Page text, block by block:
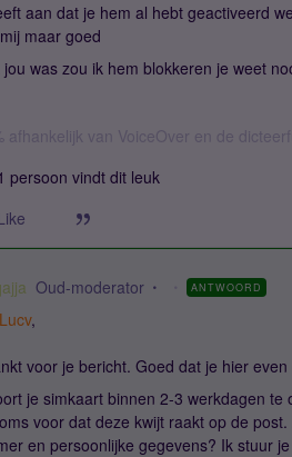
aan dat je hem al hebt geactiveerd
maar goed
jou was zou ik hem blokkeren je weet
afhankelijk van VoiceOver en de
persoon vindt dit leuk
Oud-moderator ANTWOORD
,
voor je bericht. Goed dat je hier
je simkaart binnen 2-3 werkdagen
voor dat deze kwijt raakt op de
en persoonlijke gegevens? Ik stuur